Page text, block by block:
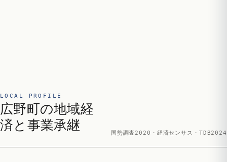
LOCAL PROFILE
広野町の地域経
済と事業承継
国勢調査2020・経済センサス・TDB2024